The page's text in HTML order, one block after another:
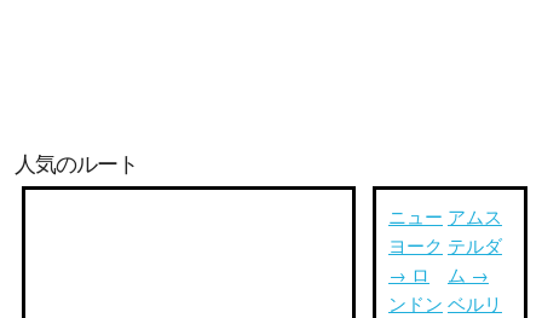
人気のルート
ニュー
ヨーク
→ ロ
ンドン
アムス
テルダ
ム →
ベルリ